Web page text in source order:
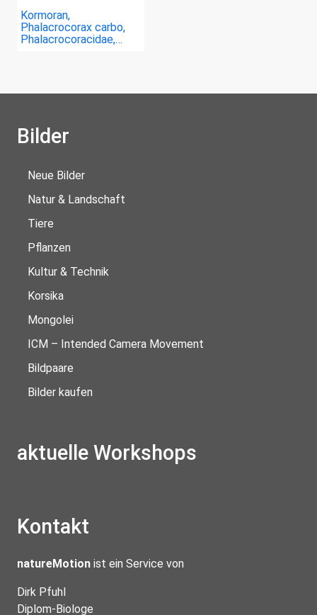
Kormoran,
Phalacrocorax carbo,
Phalacrocoracidae,…
Bilder
Neue Bilder
Natur & Landschaft
Tiere
Pflanzen
Kultur & Technik
Korsika
Mongolei
ICM – Intended Camera Movement
Bildpaare
Bilder kaufen
aktuelle Workshops
Kontakt
natureMotion ist ein Service von
Dirk Pfuhl
Diplom-Biologe